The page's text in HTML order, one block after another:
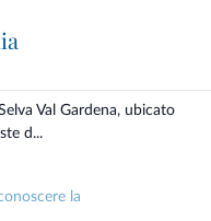
Val Gardena, ubicato
d...
la